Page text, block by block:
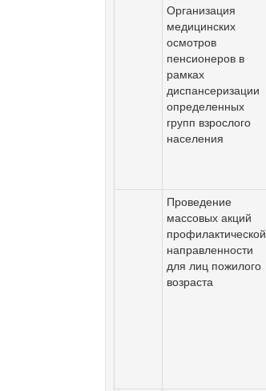
Организация
медицинских
осмотров
пенсионеров в
рамках
диспансеризации
определенных
групп взрослого
населения
Проведение
массовых акций
профилактической
направленности
для лиц пожилого
возраста